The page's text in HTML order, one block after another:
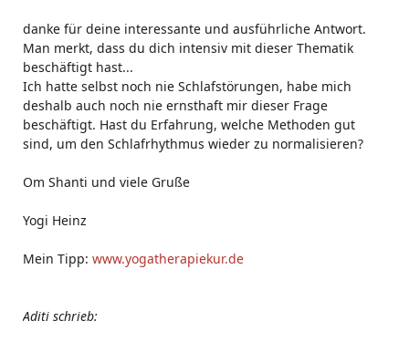
danke für deine interessante und ausführliche Antwort.
Man merkt, dass du dich intensiv mit dieser Thematik
beschäftigt hast...
Ich hatte selbst noch nie Schlafstörungen, habe mich
deshalb auch noch nie ernsthaft mir dieser Frage
beschäftigt. Hast du Erfahrung, welche Methoden gut
sind, um den Schlafrhythmus wieder zu normalisieren?
Om Shanti und viele Gruße
Yogi Heinz
Mein Tipp: www.yogatherapiekur.de
Aditi schrieb: